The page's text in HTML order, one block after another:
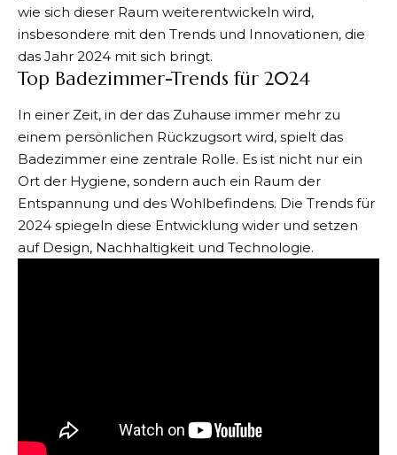
wie sich dieser Raum weiterentwickeln wird,
insbesondere mit den Trends und Innovationen, die
das Jahr 2024 mit sich bringt.
Top Badezimmer-Trends für 2024
In einer Zeit, in der das Zuhause immer mehr zu
einem persönlichen Rückzugsort wird, spielt das
Badezimmer eine zentrale Rolle. Es ist nicht nur ein
Ort der Hygiene, sondern auch ein Raum der
Entspannung und des Wohlbefindens. Die Trends für
2024 spiegeln diese Entwicklung wider und setzen
auf Design, Nachhaltigkeit und Technologie.